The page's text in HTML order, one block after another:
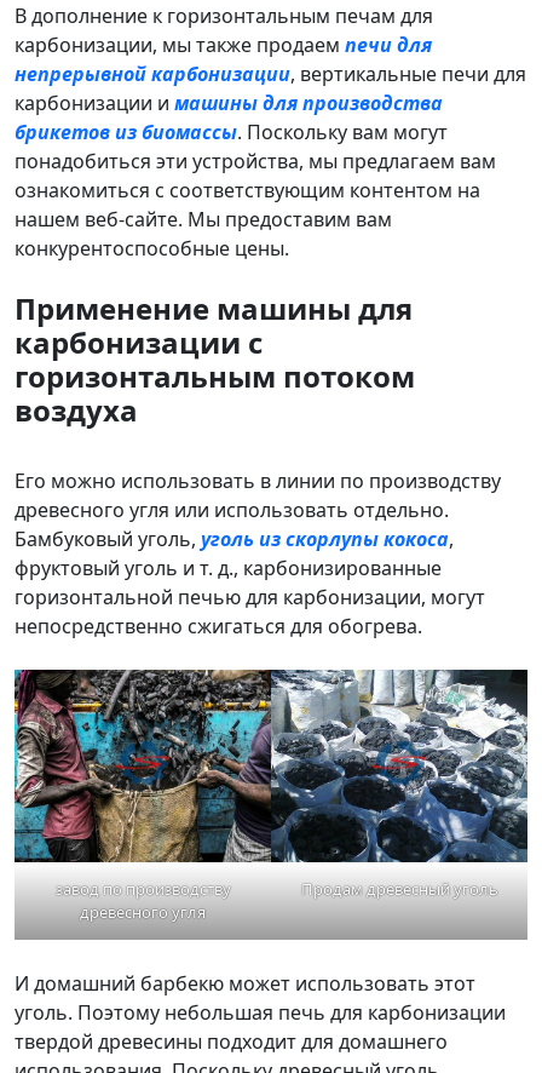
В дополнение к горизонтальным печам для
карбонизации, мы также продаем печи для
непрерывной карбонизации, вертикальные печи для
карбонизации и машины для производства
брикетов из биомассы. Поскольку вам могут
понадобиться эти устройства, мы предлагаем вам
ознакомиться с соответствующим контентом на
нашем веб-сайте. Мы предоставим вам
конкурентоспособные цены.
Применение машины для
карбонизации с
горизонтальным потоком
воздуха
Его можно использовать в линии по производству
древесного угля или использовать отдельно.
Бамбуковый уголь, уголь из скорлупы кокоса,
фруктовый уголь и т. д., карбонизированные
горизонтальной печью для карбонизации, могут
непосредственно сжигаться для обогрева.
завод по производству
древесного угля
Продам древесный уголь
И домашний барбекю может использовать этот
уголь. Поэтому небольшая печь для карбонизации
твердой древесины подходит для домашнего